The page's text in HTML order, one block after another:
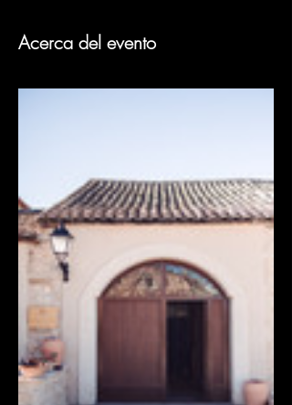
Acerca del evento